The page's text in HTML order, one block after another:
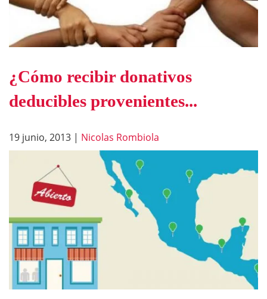
¿Cómo recibir donativos
deducibles provenientes...
19 junio, 2013 | Nicolas Rombiola